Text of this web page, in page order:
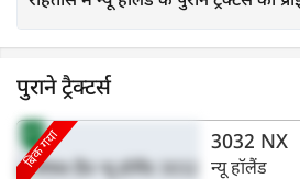
पुराने ट्रैक्टर्स
बिक गया 3032 NX
न्यू हॉलैंड